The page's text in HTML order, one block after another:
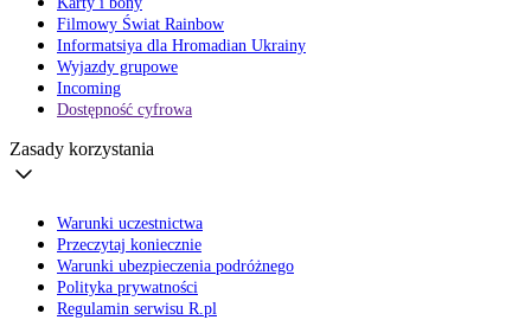
Filmowy Świat Rainbow
Informatsiya dla Hromadian Ukrainy
Wyjazdy grupowe
Incoming
Dostępność cyfrowa
Zasady korzystania
Warunki uczestnictwa
Przeczytaj koniecznie
Warunki ubezpieczenia podróżnego
Polityka prywatności
Regulamin serwisu R.pl